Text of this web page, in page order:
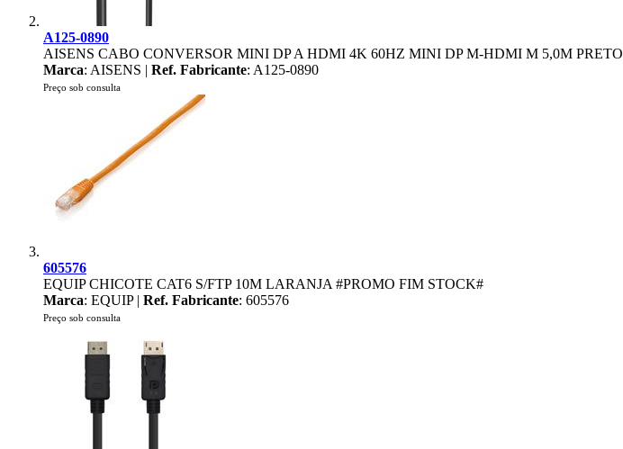
A125-0890
AISENS CABO CONVERSOR MINI DP A HDMI 4K 60HZ MINI DP M-HDMI M 5,0M PRETO
Marca: AISENS | Ref. Fabricante: A125-0890
Preço sob consulta
605576
EQUIP CHICOTE CAT6 S/FTP 10M LARANJA #PROMO FIM STOCK#
Marca: EQUIP | Ref. Fabricante: 605576
Preço sob consulta